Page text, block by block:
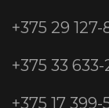
+375 29 127-
+375 33 633-
+375 17 399-